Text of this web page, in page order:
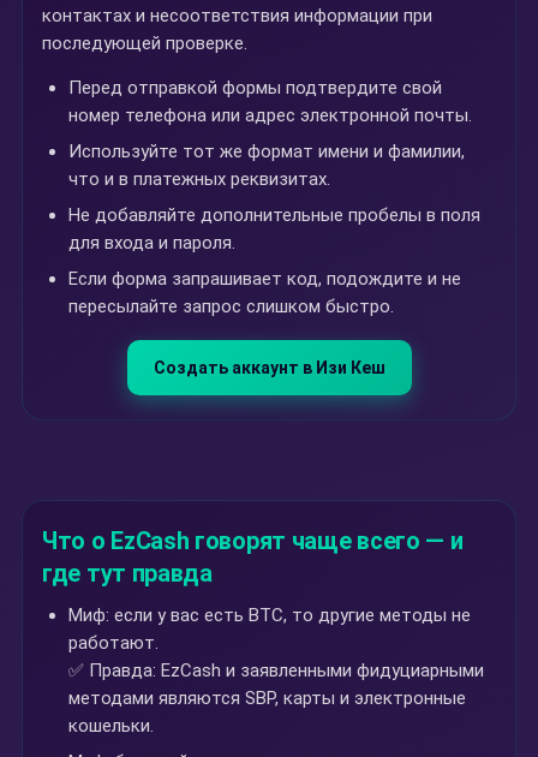
контактах и несоответствия информации при
последующей проверке.
Перед отправкой формы подтвердите свой
номер телефона или адрес электронной почты.
Используйте тот же формат имени и фамилии,
что и в платежных реквизитах.
Не добавляйте дополнительные пробелы в поля
для входа и пароля.
Если форма запрашивает код, подождите и не
пересылайте запрос слишком быстро.
Создать аккаунт в Изи Кеш
Что о EzCash говорят чаще всего — и
где тут правда
Миф: если у вас есть BTC, то другие методы не
работают.
✅ Правда: EzCash и заявленными фидуциарными
методами являются SBP, карты и электронные
кошельки.